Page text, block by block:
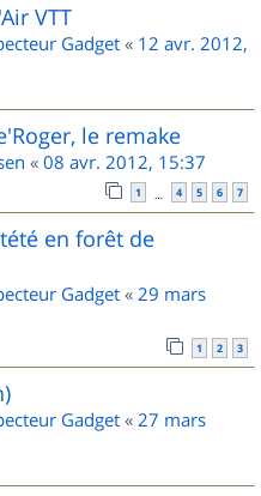
VTT
Gadget « 12 avr. 2012,
le remake
« 08 avr. 2012, 15:37
1 … 4 5 6 7
en forêt de
Gadget « 29 mars
1 2 3
Gadget « 27 mars